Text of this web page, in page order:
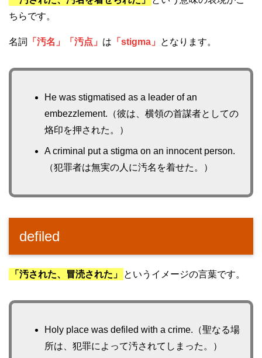
ちらです。
名詞 「汚名」「汚点」 は 「stigma」 となります。
He was stigmatised as a leader of an
embezzlement.（彼は、横領の首謀者としての
烙印を押された。）
A criminal put a stigma on an innocent person.
（犯罪者は無実の人に汚名を着せた。）
defiled
「汚された、冒涜された」 というイメージの言葉です。
Holy place was defiled with a crime.（聖なる場
所は、犯罪によって汚されてしまった。）